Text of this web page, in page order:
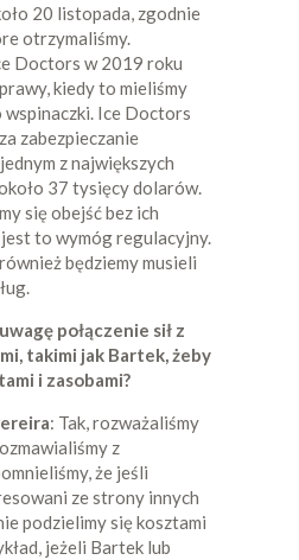
20 listopada, zgodnie
otrzymaliśmy.
Doctors w 2019 roku
kiedy to mieliśmy
wspinaczki. Ice Doctors
zabezpieczanie
z największych
37 tysięcy dolarów.
się obejść bez ich
to wymóg regulacyjny.
będziemy musieli
połączenie sił z
takimi jak Bartek, żeby
i zasobami?
: Tak, rozważaliśmy
z
że jeśli
ze strony innych
podzielimy się kosztami
jeżeli Bartek lub